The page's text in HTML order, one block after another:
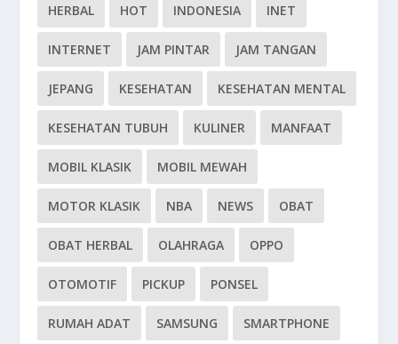
HERBAL HOT INDONESIA INET
INTERNET JAM PINTAR JAM TANGAN
JEPANG KESEHATAN KESEHATAN MENTAL
KESEHATAN TUBUH KULINER MANFAAT
MOBIL KLASIK MOBIL MEWAH
MOTOR KLASIK NBA NEWS OBAT
OBAT HERBAL OLAHRAGA OPPO
OTOMOTIF PICKUP PONSEL
RUMAH ADAT SAMSUNG SMARTPHONE